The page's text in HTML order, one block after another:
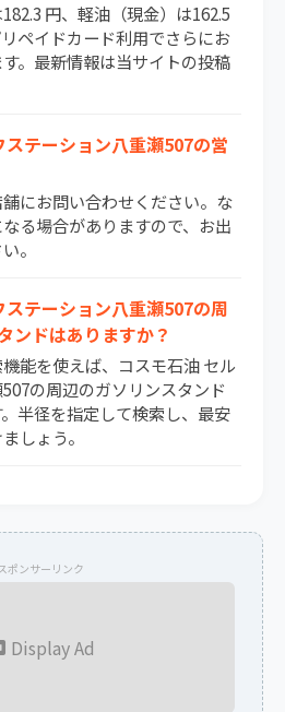
円、軽油（現金）は162.5
ペイドカード利用でさらにお
。最新情報は当サイトの投稿
テーション八重瀬507の営
にお問い合わせください。な
る場合がありますので、お出
。
テーション八重瀬507の周
ンドはありますか？
能を使えば、コスモ石油 セル
の周辺のガソリンスタンド
半径を指定して検索し、最安
しょう。
ポンサーリンク
Display Ad